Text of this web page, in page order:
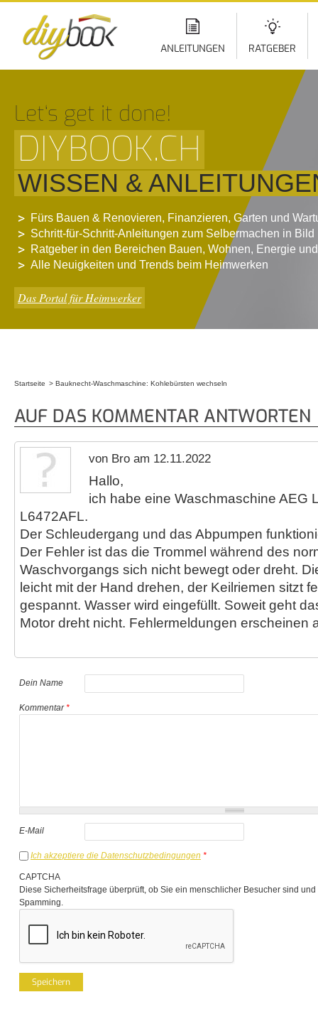
ANLEITUNGEN RATGEBER
Let‘s get it done!
DIYBOOK.CH
WISSEN &
Fürs Bauen & Renovieren, Finanzieren, Garten und
Schritt-für-Schritt-Anleitungen zum Selbermachen in Bild
Ratgeber in den Bereichen Bauen, Wohnen, Energie
Alle Neuigkeiten und Trends beim Heimwerken
Das Portal für Heimwerker
Startseite Bauknecht-Waschmaschine: Kohlebürsten wechseln
AUF DAS KOMMENTAR ANTWORTEN
von Bro am 12.11.2022
Hallo,
ich habe eine Waschmaschine AEG
L6472AFL.
Der Schleudergang und das Abpumpen
Der Fehler ist das die Trommel während des
Waschvorgangs sich nicht bewegt oder dreht.
leicht mit der Hand drehen, der Keilriemen sitzt
gespannt. Wasser wird eingefüllt. Soweit geht
Motor dreht nicht. Fehlermeldungen erscheinen
Dein Name
Kommentar*
E-Mail
Ich akzeptiere die Datenschutzbedingungen *
CAPTCHA
Diese Sicherheitsfrage überprüft, ob Sie ein menschlicher Besucher sind
Spamming.